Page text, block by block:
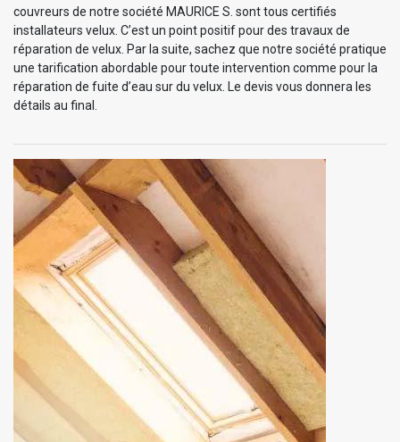
couvreurs de notre société MAURICE S. sont tous certifiés
installateurs velux. C’est un point positif pour des travaux de
réparation de velux. Par la suite, sachez que notre société pratique
une tarification abordable pour toute intervention comme pour la
réparation de fuite d’eau sur du velux. Le devis vous donnera les
détails au final.